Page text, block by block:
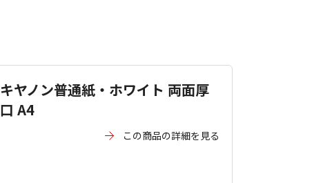
キヤノン普通紙・ホワイト 両面厚
口 A4
この商品の詳細を見る